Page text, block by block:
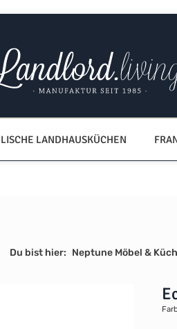
LANDHAUSKÜCHEN
Du bist hier: Neptune Möbel &